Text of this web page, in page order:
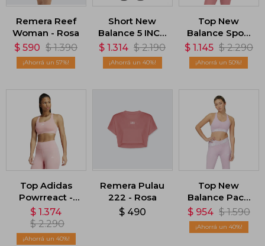
Remera Reef
Woman - Rosa
$ 590 $ 1.390
57
Short New
Balance 5 INCH
- Rosa
$ 1.314 $ 2.190
40
Top New
Balance Sport
Essentials -
Rosa
$ 1.145 $ 2.290
50
Top Adidas
Powrreact -
Rosa
$ 1.374
$ 2.290
40
Remera Pulau
222 - Rosa
$ 490
Top New
Balance Pace
3.0 - Rosa
$ 954 $ 1.590
40